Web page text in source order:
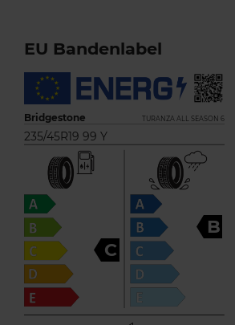
EU Bandenlabel
Bridgestone TURANZA ALL SEASON 6
235/45R19 99 Y
C
B